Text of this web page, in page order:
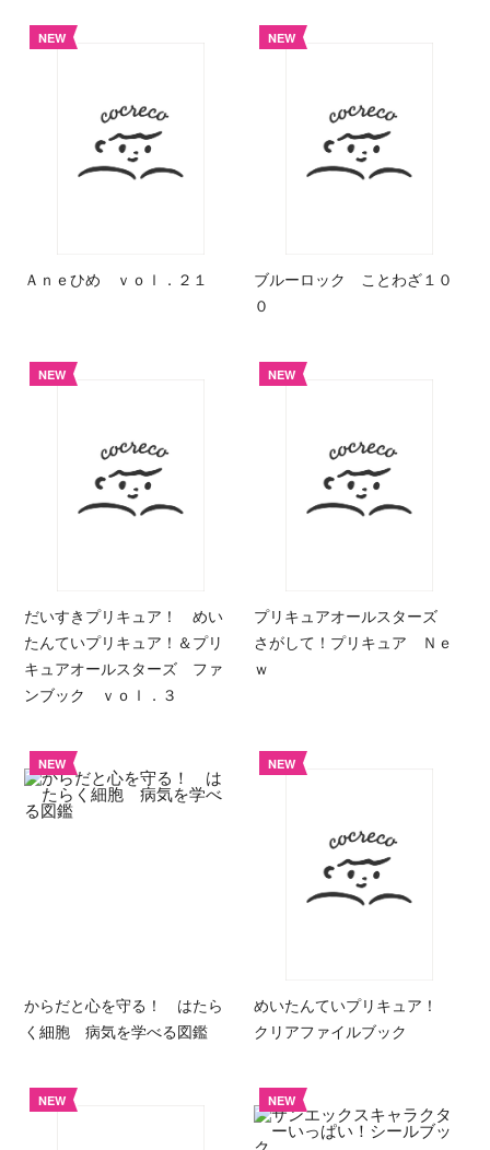
NEW
Ａｎｅひめ ｖｏｌ．２１
NEW
ブルーロック ことわざ１０
０
NEW
だいすきプリキュア！ めい
たんていプリキュア！＆プリ
キュアオールスターズ ファ
ンブック ｖｏｌ．３
NEW
プリキュアオールスターズ
さがして！プリキュア Ｎｅ
ｗ
NEW
からだと心を守る！ はたら
く細胞 病気を学べる図鑑
NEW
めいたんていプリキュア！
クリアファイルブック
NEW NEW